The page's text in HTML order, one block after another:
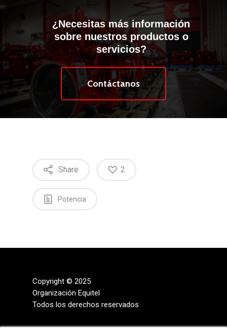
¿Necesitas más información
sobre nuestros productos o
servicios?
Contáctanos
Share 2
Potencia
Copyright © 2025
Organización Equitel
Todos los derechos reservados